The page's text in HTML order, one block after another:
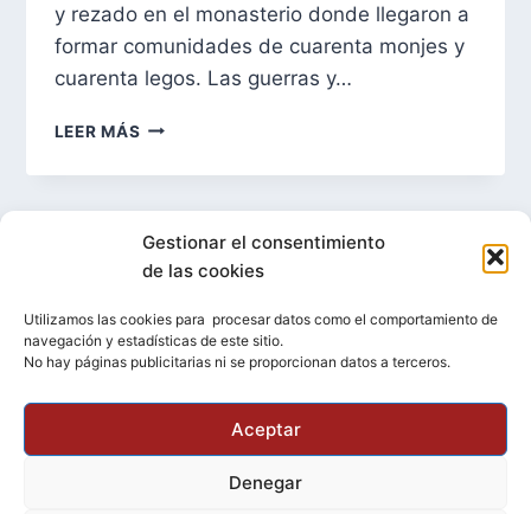
Gestionar el consentimiento
de las cookies
Utilizamos las cookies para procesar datos como el comportamiento de
navegación y estadísticas de este sitio.
No hay páginas publicitarias ni se proporcionan datos a terceros.
Aceptar
Denegar
y rezado en el monasterio donde llegaron a
formar comunidades de cuarenta monjes y
cuarenta legos. Las guerras y…
LEER MÁS SANTA
DE
NUEVO
HABITADA
Entradas anteriores
Facebook
YouTube
Bluesky
Telegram
Esta obra está bajo unalicencia de Creative
Commons Reconocimiento-CompartirIgual 4.0
Internacional